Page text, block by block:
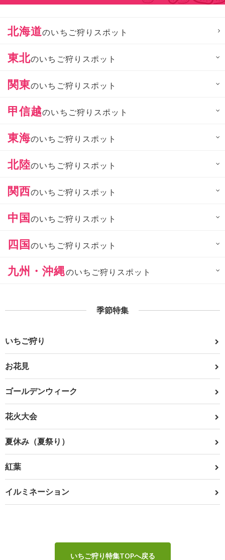
北海道のいちご狩りスポット
東北のいちご狩りスポット
関東のいちご狩りスポット
甲信越のいちご狩りスポット
東海のいちご狩りスポット
北陸のいちご狩りスポット
関西のいちご狩りスポット
中国のいちご狩りスポット
四国のいちご狩りスポット
九州・沖縄のいちご狩りスポット
季節特集
いちご狩り
お花見
ゴールデンウィーク
花火大会
夏休み（夏祭り）
紅葉
イルミネーション
いちご狩り特集TOPへ戻る